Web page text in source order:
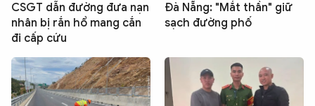
CSGT dẫn đường đưa nạn
nhân bị rắn hổ mang cắn
đi cấp cứu
Đà Nẵng: "Mắt thần" giữ
sạch đường phố